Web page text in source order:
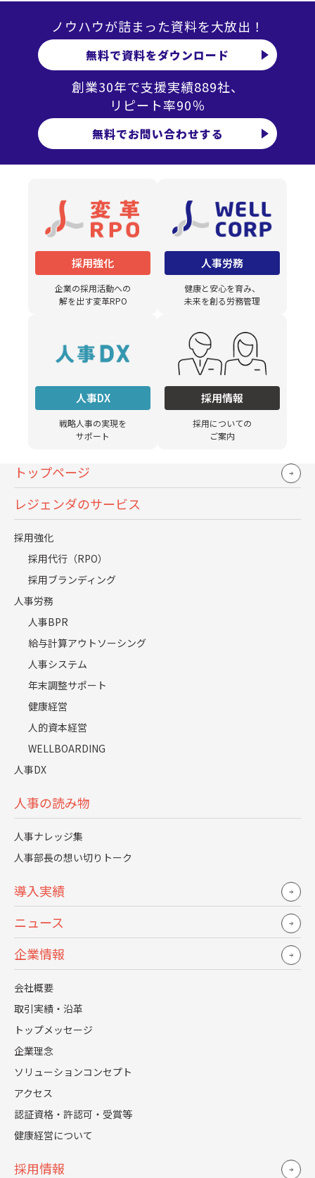
ノウハウが詰まった資料を大放出！
無料で資料をダウンロード
創業30年で支援実績889社、
リピート率90％
無料でお問い合わせする
採用強化
企業の採用活動への
解を出す変革RPO
人事労務
健康と安心を育み、
未来を創る労務管理
人事DX
戦略人事の実現を
サポート
採用情報
採用についての
ご案内
トップページ
レジェンダのサービス
採用強化
採用代行（RPO）
採用ブランディング
人事労務
人事BPR
給与計算アウトソーシング
人事システム
年末調整サポート
健康経営
人的資本経営
WELLBOARDING
人事DX
人事の読み物
人事ナレッジ集
人事部長の想い切りトーク
導入実績
ニュース
企業情報
会社概要
取引実績・沿革
トップメッセージ
企業理念
ソリューションコンセプト
アクセス
認証資格・許認可・受賞等
健康経営について
採用情報
このような機会がないと実際にビジネスゲームの体験
をしたり、他社の人事の方との交流をするのはなかな
か難しく、非常に有意義な時間になりました。
弊社の私の部下も参加させたいと思いました。
大盛り上がりの他社交流会。今後も定期的に開催していけ
たらいいなと思っています。ご期待ください！
国内最大規模の独立系RPOの
”レジェンダ・
コーポレーション”
創業30年で支援実績889社 リピート率90％
ノウハウが詰まった
資料を大放出！
無料で資料をダウンロード
30秒で簡単入力、お気軽に
お問い合わせください！
無料でお問い合わせ
労務コラム
給与計算の間違いが多い担当とその上司が知るべき
「ミスを誘発する4つの要因」と解決策
労務コラム
社へのやさしさ。SmartHRを2カ月で立ち上げた人
事の実践記